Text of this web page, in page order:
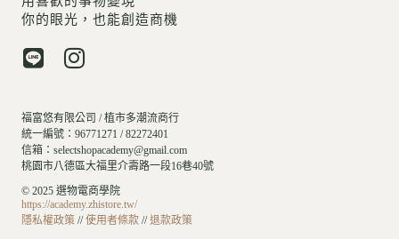
你的眼光，也能創造商機
© 2025 選物電商學院
https://academy.zhistore.tw/
隱私權政策 //使用者條款 //退款政策
福富悠有限公司 / 植市多潮流商行
統一編號：96771271 / 82272401
信箱：selectshopacademy@gmail.com
桃園市八德區大福里介壽路一段16巷40號